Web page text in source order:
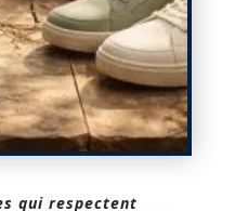
qui respectent